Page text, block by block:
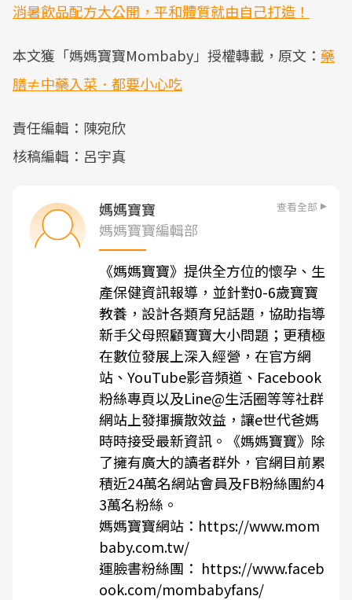
消暑飲品配方大公開，平和體質就由自己打造！
本文獲「媽媽寶寶Mombaby」授權轉載，原文： 藥
膳≠中藥入菜．都要小心吃
責任編輯：陳宛欣
核稿編輯：呂宇真
媽媽寶寶 查看全部
媽媽寶寶編輯部
《媽媽寶寶》提供全方位的懷孕、生
產保健資訊報導，並針對0-6歲寶寶
教養，設計各類育兒話題，協助指導
新手父母照顧寶寶大小問題；更積極
在數位發展上深入經營，在官方網
站、YouTube影音頻道、Facebook
粉絲專頁以及Line@生活圈等等社群
網站上發揮擴散效益，讓e世代爸媽
時時接受最新資訊。《媽媽寶寶》除
了擁有廣大的讀者群外，官網目前累
積近24萬名網站會員及FB粉絲團約4
3萬名粉絲。
媽媽寶寶網站：https://www.mom
baby.com.tw/
運臉書粉絲團： https://www.faceb
ook.com/mombabyfans/